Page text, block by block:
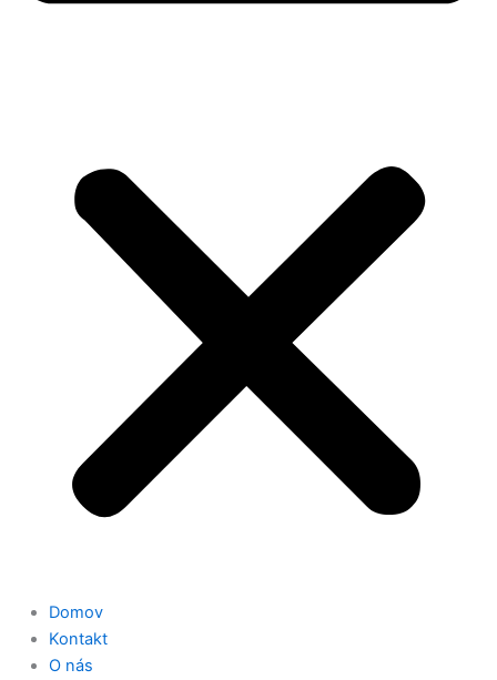
Domov
Kontakt
O nás